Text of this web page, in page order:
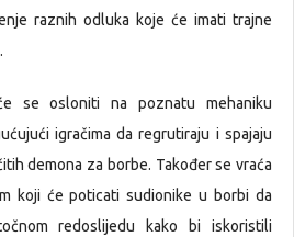
raznih odluka koje će imati trajne
se osloniti na poznatu mehaniku
igračima da regrutiraju i spajaju
demona za borbe. Također se vraća
koji će poticati sudionike u borbi da
redoslijedu kako bi iskoristili